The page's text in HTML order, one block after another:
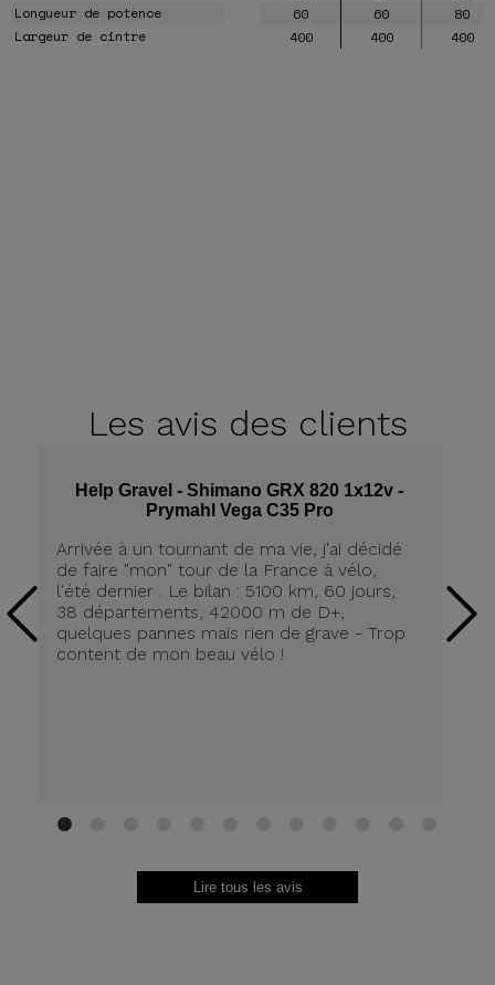
Longueur de potence
60 60
80
Largeur de cintre
400 400 400
Les avis des clients
Help Gravel - Shimano GRX 820 1x12v -
Prymahl Vega C35 Pro
Arrivée à un tournant de ma vie, j'ai décidé
de faire "mon" tour de la France à vélo,
l'été dernier . Le bilan : 5100 km, 60 jours,
38 départements, 42000 m de D+,
quelques pannes mais rien de grave - Trop
content de mon beau vélo !
1
Lire tous les avis